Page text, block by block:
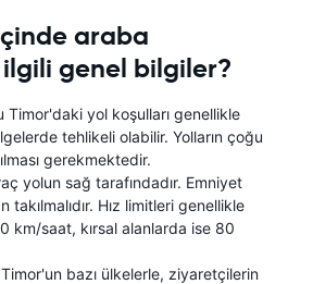
araba
genel bilgiler?
Timor'daki yol koşulları genellikle
tehlikeli olabilir. Yolların çoğu
gerekmektedir.
yolun sağ tarafındadır. Emniyet
takılmalıdır. Hız limitleri genellikle
km/saat, kırsal alanlarda ise 80
bazı ülkelerle, ziyaretçilerin